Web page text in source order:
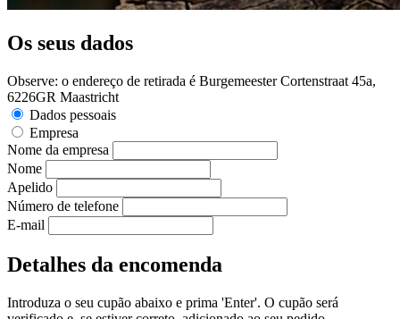
Os seus dados
Observe: o endereço de retirada é Burgemeester Cortenstraat 45a,
6226GR Maastricht
Dados pessoais
Empresa
Nome da empresa
Nome
Apelido
Número de telefone
E-mail
Detalhes da encomenda
Introduza o seu cupão abaixo e prima 'Enter'. O cupão será